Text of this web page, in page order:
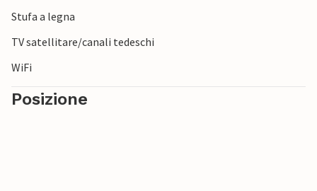
Stufa a legna
TV satellitare/canali tedeschi
WiFi
Posizione